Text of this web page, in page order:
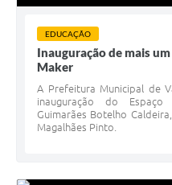
EDUCAÇÃO
Inauguração de mais
Maker
A Prefeitura Municipal de
inauguração do Espaço
Guimarães Botelho
Magalhães Pinto.